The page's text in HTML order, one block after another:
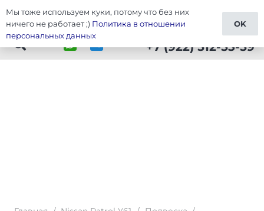
Тюнинг Patrol Y61
+7 (922) 512-53-59
Мы тоже используем куки, потому что без них
ничего не работает ;) Политика в отношении
персональных данных
OK